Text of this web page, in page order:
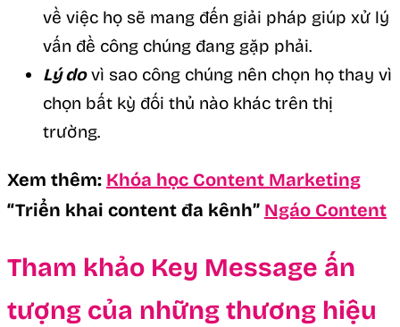
về việc họ sẽ mang đến giải pháp giúp xử lý
vấn đề công chúng đang gặp phải.
Lý dovì sao công chúng nên chọn họ thay vì
chọn bất kỳ đối thủ nào khác trên thị
trường.
Xem thêm: Khóa học Content Marketing
“Triển khai content đa kênh” Ngáo Content
Tham khảo Key Message ấn
tượng của những thương hiệu